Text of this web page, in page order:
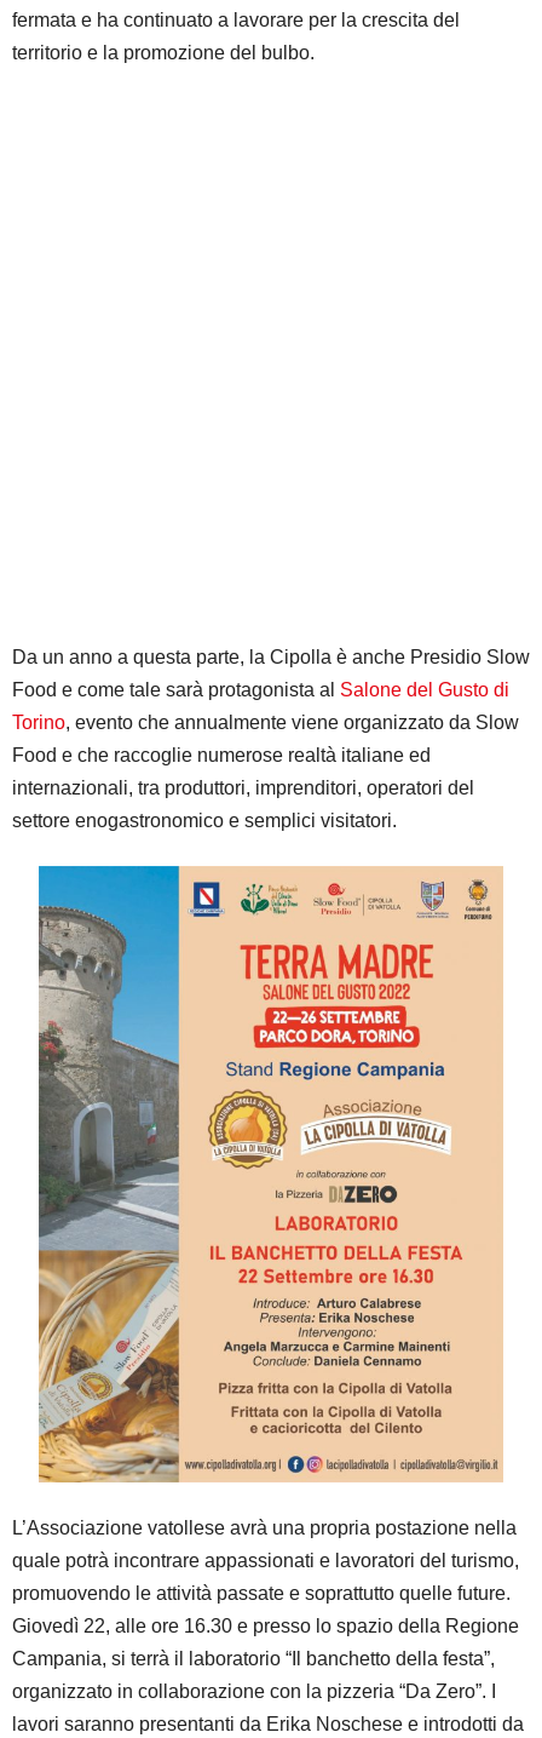
fermata e ha continuato a lavorare per la crescita del
territorio e la promozione del bulbo.
Da un anno a questa parte, la Cipolla è anche Presidio Slow
Food e come tale sarà protagonista al Salone del Gusto di
Torino, evento che annualmente viene organizzato da Slow
Food e che raccoglie numerose realtà italiane ed
internazionali, tra produttori, imprenditori, operatori del
settore enogastronomico e semplici visitatori.
L’Associazione vatollese avrà una propria postazione nella
quale potrà incontrare appassionati e lavoratori del turismo,
promuovendo le attività passate e soprattutto quelle future.
Giovedì 22, alle ore 16.30 e presso lo spazio della Regione
Campania, si terrà il laboratorio “Il banchetto della festa”,
organizzato in collaborazione con la pizzeria “Da Zero”. I
lavori saranno presentanti da Erika Noschese e introdotti da